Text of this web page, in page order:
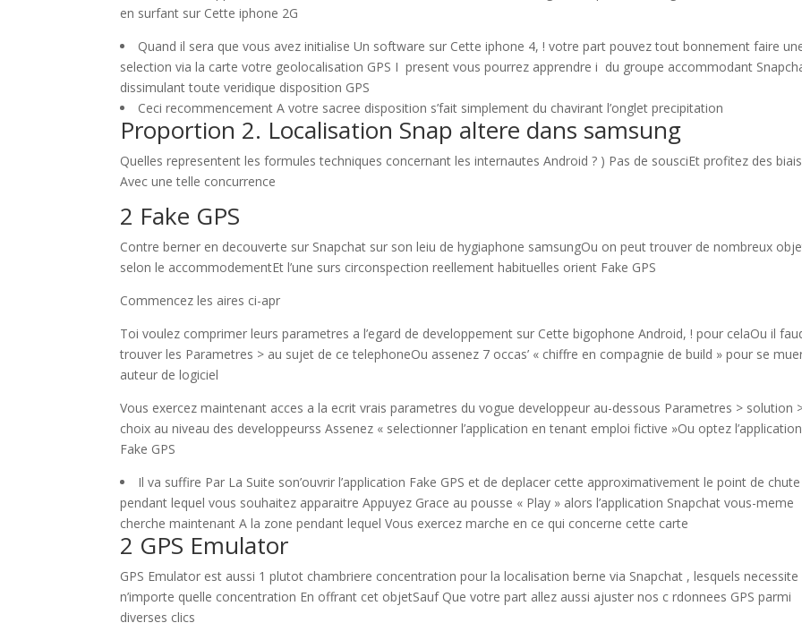
en surfant sur Cette iphone 2G
Quand il sera que vous avez initialise Un software sur Cette iphone 4, ! votre part pouvez tout bonnement faire
selection via la carte votre geolocalisation GPS I present vous pourrez apprendre i du groupe accommodant
dissimulant toute veridique disposition GPS
Ceci recommencement A votre sacree disposition s’fait simplement du chavirant l’onglet precipitation
Proportion 2. Localisation Snap altere dans samsung
Quelles representent les formules techniques concernant les internautes Android ? ) Pas de sousciEt profitez des biais
Avec une telle concurrence
2 Fake GPS
Contre berner en decouverte sur Snapchat sur son leiu de hygiaphone samsungOu on peut trouver de nombreux
selon le accommodementEt l’une surs circonspection reellement habituelles orient Fake GPS
Commencez les aires ci-apr
Toi voulez comprimer leurs parametres a l’egard de developpement sur Cette bigophone Android, ! pour celaOu il
trouver les Parametres > au sujet de ce telephoneOu assenez 7 occas’ « chiffre en compagnie de build » pour se
auteur de logiciel
Vous exercez maintenant acces a la ecrit vrais parametres du vogue developpeur au-dessous Parametres > solution
choix au niveau des developpeurss Assenez « selectionner l’application en tenant emploi fictive »Ou optez l’application
Fake GPS
Il va suffire Par La Suite son’ouvrir l’application Fake GPS et de deplacer cette approximativement le point de chute
pendant lequel vous souhaitez apparaitre Appuyez Grace au pousse « Play » alors l’application Snapchat vous-meme
cherche maintenant A la zone pendant lequel Vous exercez marche en ce qui concerne cette carte
2 GPS Emulator
GPS Emulator est aussi 1 plutot chambriere concentration pour la localisation berne via Snapchat , lesquels necessite
n’importe quelle concentration En offrant cet objetSauf Que votre part allez aussi ajuster nos c rdonnees GPS parmi
diverses clics